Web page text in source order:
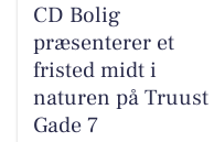
CD Bolig
præsenterer et
fristed midt i
naturen på Truust
Gade 7